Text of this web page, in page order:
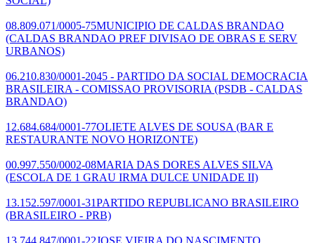
08.809.071/0005-75MUNICIPIO DE CALDAS BRANDAO
(CALDAS BRANDAO PREF DIVISAO DE OBRAS E SERV
URBANOS)
06.210.830/0001-2045 - PARTIDO DA SOCIAL DEMOCRACIA
BRASILEIRA - COMISSAO PROVISORIA (PSDB - CALDAS
BRANDAO)
12.684.684/0001-77OLIETE ALVES DE SOUSA (BAR E
RESTAURANTE NOVO HORIZONTE)
00.997.550/0002-08MARIA DAS DORES ALVES SILVA
(ESCOLA DE 1 GRAU IRMA DULCE UNIDADE II)
13.152.597/0001-31PARTIDO REPUBLICANO BRASILEIRO
(BRASILEIRO - PRB)
13.744.847/0001-22JOSE VIEIRA DO NASCIMENTO